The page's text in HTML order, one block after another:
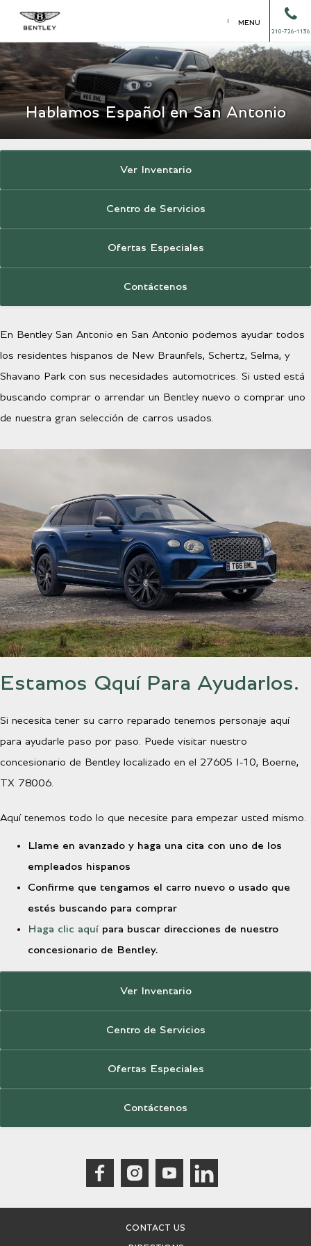
MENU
210-726-1136
Hablamos Español en San Antonio
Ver Inventario
Centro de Servicios
Ofertas Especiales
Contáctenos
En Bentley San Antonio en San Antonio podemos ayudar todos
los residentes hispanos de New Braunfels, Schertz, Selma, y
Shavano Park con sus necesidades automotrices. Si usted está
buscando comprar o arrendar un Bentley nuevo o comprar uno
de nuestra gran selección de carros usados.
Estamos Qquí Para Ayudarlos.
Si necesita tener su carro reparado tenemos personaje aquí
para ayudarle paso por paso. Puede visitar nuestro
concesionario de Bentley localizado en el 27605 I-10, Boerne,
TX 78006.
Aquí tenemos todo lo que necesite para empezar usted mismo.
Llame en avanzado y haga una cita con uno de los
empleados hispanos
Confirme que tengamos el carro nuevo o usado que
estés buscando para comprar
Haga clic aquí para buscar direcciones de nuestro
concesionario de Bentley.
Ver Inventario
Centro de Servicios
Ofertas Especiales
Contáctenos
CONTACT US